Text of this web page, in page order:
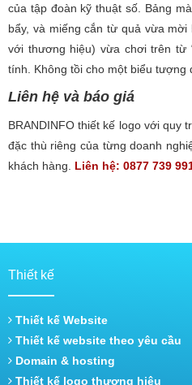
của tập đoàn kỹ thuật số. Bảng
bẩy, và miếng cắn từ quả vừa mời
với thương hiệu) vừa chơi trên từ
tính. Không tồi cho một biểu tượng
Liên hệ và báo giá
BRANDINFO thiết kế logo với quy
đặc thù riêng của từng doanh
khách hàng. Liên hệ: 0877 739
Thiết kế
Thiết kế Website
Thiết kế website theo yêu cầu
Domain & hosting
Thiết kế logo thương hiệu